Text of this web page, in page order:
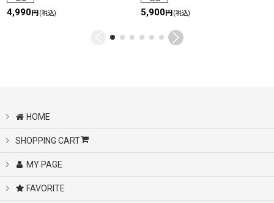
4,990円 (税込) 5,900円 (税込)
HOME
SHOPPING CART
MY PAGE
FAVORITE